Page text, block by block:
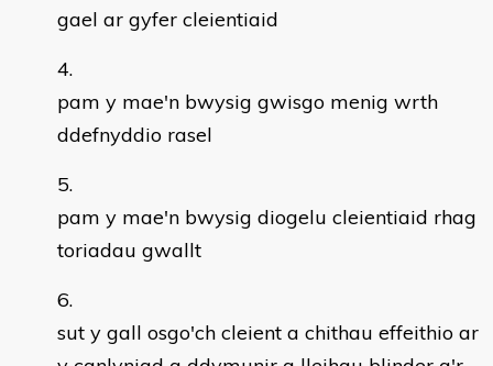
gael ar gyfer cleientiaid
pam y mae'n bwysig gwisgo menig wrth
ddefnyddio rasel
pam y mae'n bwysig diogelu cleientiaid rhag
toriadau gwallt
sut y gall osgo'ch cleient a chithau effeithio ar